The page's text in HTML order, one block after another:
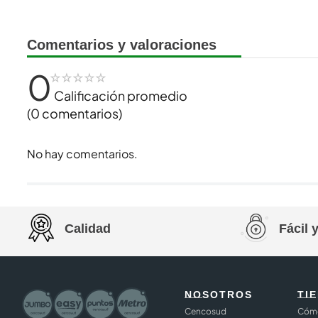
Comentarios y valoraciones
☆☆☆☆☆
0Calificación promedio
(0 comentarios)
No hay comentarios.
Calidad Fácil
NOSOTROS
Cencosud